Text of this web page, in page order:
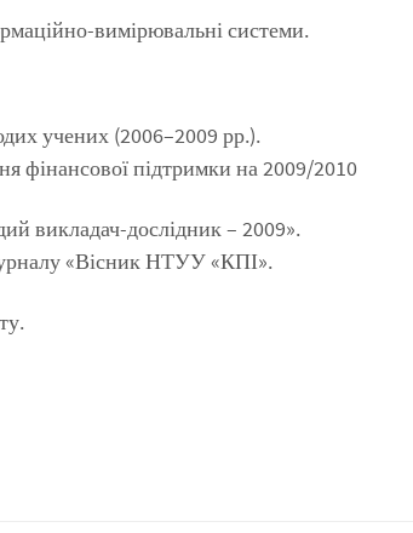
вимірювальні системи.
учених (2006–2009 рр.).
підтримки на 2009/2010
викладач-дослідник – 2009».
«Вісник НТУУ «КПІ».